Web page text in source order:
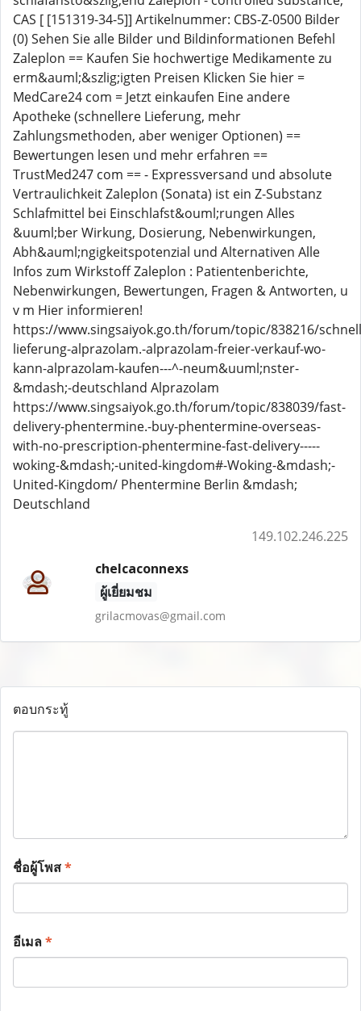
CAS [ [151319-34-5]] Artikelnummer: CBS-Z-0500 Bilder
(0) Sehen Sie alle Bilder und Bildinformationen Befehl
Zaleplon == Kaufen Sie hochwertige Medikamente zu
erm&auml;&szlig;igten Preisen Klicken Sie hier =
MedCare24 com = Jetzt einkaufen Eine andere
Apotheke (schnellere Lieferung, mehr
Zahlungsmethoden, aber weniger Optionen) ==
Bewertungen lesen und mehr erfahren ==
TrustMed247 com == - Expressversand und absolute
Vertraulichkeit Zaleplon (Sonata) ist ein Z-Substanz
Schlafmittel bei Einschlafst&ouml;rungen Alles
&uuml;ber Wirkung, Dosierung, Nebenwirkungen,
Abh&auml;ngigkeitspotenzial und Alternativen Alle
Infos zum Wirkstoff Zaleplon : Patientenberichte,
Nebenwirkungen, Bewertungen, Fragen & Antworten, u
v m Hier informieren!
https://www.singsaiyok.go.th/forum/topic/838216/
lieferung-alprazolam.-alprazolam-freier-verkauf-wo-
kann-alprazolam-kaufen---^-neum&uuml;nster-
&mdash;-deutschland Alprazolam
https://www.singsaiyok.go.th/forum/topic/838039/fast-
delivery-phentermine.-buy-phentermine-overseas-
with-no-prescription-phentermine-fast-delivery-----
woking-&mdash;-united-kingdom#-Woking-&mdash;-
United-Kingdom/ Phentermine Berlin &mdash;
Deutschland
149.102.246.225
chelcaconnexs
ผู้เยี่ยมชม
grilacmovas@gmail.com
ตอบกระทู้
ชื่อผู้โพส*
อีเมล*